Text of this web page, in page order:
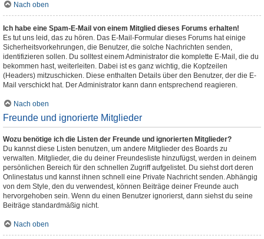
Nach oben
Ich habe eine Spam-E-Mail von einem Mitglied dieses Forums erhalten!
Es tut uns leid, das zu hören. Das E-Mail-Formular dieses Forums hat einige
Sicherheitsvorkehrungen, die Benutzer, die solche Nachrichten senden,
identifizieren sollen. Du solltest einem Administrator die komplette E-Mail, die du
bekommen hast, weiterleiten. Dabei ist es ganz wichtig, die Kopfzeilen
(Headers) mitzuschicken. Diese enthalten Details über den Benutzer, der die E-
Mail verschickt hat. Der Administrator kann dann entsprechend reagieren.
Nach oben
Freunde und ignorierte Mitglieder
Wozu benötige ich die Listen der Freunde und ignorierten Mitglieder?
Du kannst diese Listen benutzen, um andere Mitglieder des Boards zu
verwalten. Mitglieder, die du deiner Freundesliste hinzufügst, werden in deinem
persönlichen Bereich für den schnellen Zugriff aufgelistet. Du siehst dort deren
Onlinestatus und kannst ihnen schnell eine Private Nachricht senden. Abhängig
von dem Style, den du verwendest, können Beiträge deiner Freunde auch
hervorgehoben sein. Wenn du einen Benutzer ignorierst, dann siehst du seine
Beiträge standardmäßig nicht.
Nach oben